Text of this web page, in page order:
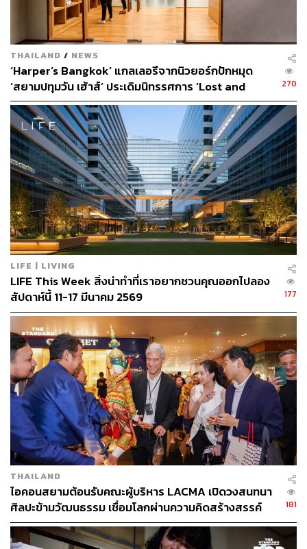
ด้านในแบ่งออกเป็น 4 โซนหลัก เริ่มตั้งแต่ ‘Van Gogh’s Bed
Room’ จำลองห้องนอนของแวนโก๊ะ ซึ่งเป็นสถานที่ที่เขา
สร้างผลงานออกมามากที่สุดในช่วงปี 1880-1890
ต่อมาเป็นไฮไลต์ ‘Gallery Hall’ ห้องฉายภาพวาดลงบนพื้น
และกำแพงขนาดยักษ์ ให้เราเดินชมงานศิลปะที่ห้อมล้อมได้
อย่างใกล้ชิดเต็มตา เราชอบที่มีเพลงคลาสสิกเปิดบรรเลงด้วย
ทุกคนจะมีเวลาสุนทรีและดื่มด่ำไปกับบรรยากาศได้อย่างเต็ม
ที่กว่า 40-45 นาที
THAILAND / NEWS
‘Harper’s Bangkok’ แกลเลอรีจากนิวยอร์กปักหมุด
‘สยามปทุมวัน เฮ้าส์’ ประเดิมนิทรรศการ ‘Lost and
Found’ ของ ‘Joel Mesler’ ครั้งแรกในอาเซียน
[Advertorial]
270
LIFE | LIVING
LIFE This Week สิ่งน่าทำที่เราอยากชวนคุณออกไปลอง
สัปดาห์นี้ 11-17 มีนาคม 2569
177
THAILAND
ไอคอนสยามต้อนรับคณะผู้บริหาร LACMA เปิดวงสนทนา
ศิลปะข้ามวัฒนธรรม เชื่อมโลกผ่านความคิดสร้างสรรค์
[PR News]
181